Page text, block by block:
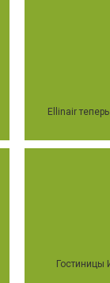
Ellinair
Гостиницы